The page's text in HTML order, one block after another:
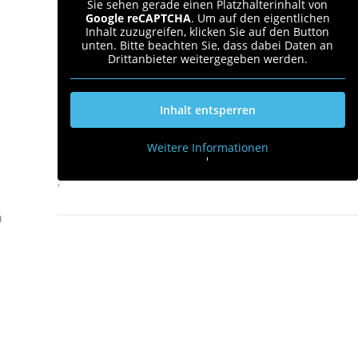
Sie sehen gerade einen Platzhalterinhalt von
Google reCAPTCHA. Um auf den eigentlichen
Inhalt zuzugreifen, klicken Sie auf den Button
unten. Bitte beachten Sie, dass dabei Daten an
Drittanbieter weitergegeben werden.
Inhalt entsperren
Weitere Informationen
'
'